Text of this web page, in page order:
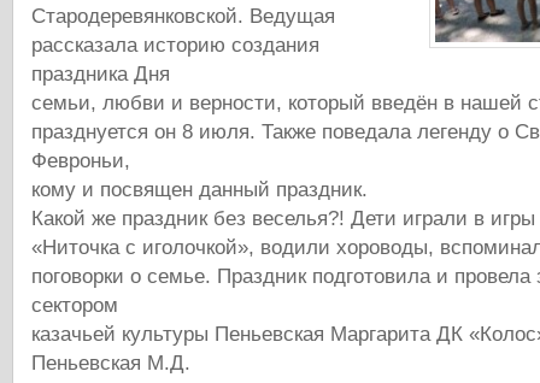
Стародеревянковской. Ведущая
рассказала историю создания
праздника Дня
семьи, любви и верности, который введён в нашей
празднуется он 8 июля. Также поведала легенду о
Февроньи,
кому и посвящен данный праздник.
Какой же праздник без веселья?! Дети играли в игры
«Ниточка с иголочкой», водили хороводы,
поговорки о семье. Праздник подготовила и
сектором
казачьей культуры Пеньевская Маргарита ДК
Пеньевская М.Д.